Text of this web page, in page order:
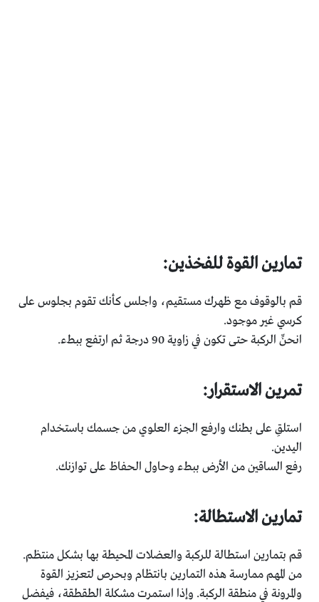
تمارين القوة للفخذين:
قم بالوقوف مع ظهرك مستقيم، واجلس كأنك تقوم بجلوس على
كرسي غير موجود.
انحنِّ الركبة حتى تكون في زاوية 90 درجة ثم ارتفع ببطء.
تمرين الاستقرار:
استلقِ على بطنك وارفع الجزء العلوي من جسمك باستخدام
اليدين.
رفع الساقين من الأرض ببطء وحاول الحفاظ على توازنك.
تمارين الاستطالة:
قم بتمارين استطالة للركبة والعضلات المحيطة بها بشكل منتظم.
من المهم ممارسة هذه التمارين بانتظام وبحرص لتعزيز القوة
والمرونة في منطقة الركبة. وإذا استمرت مشكلة الطقطقة، فيفضل